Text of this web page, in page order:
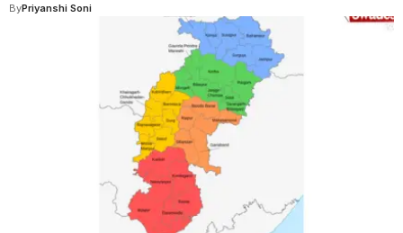
ByPriyanshi Soni